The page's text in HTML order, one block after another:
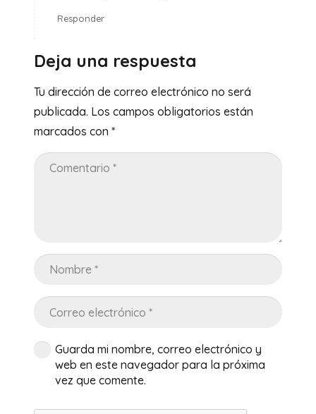
Responder
Deja una respuesta
Tu dirección de correo electrónico no será
publicada. Los campos obligatorios están
marcados con *
Guarda mi nombre, correo electrónico y
web en este navegador para la próxima
vez que comente.